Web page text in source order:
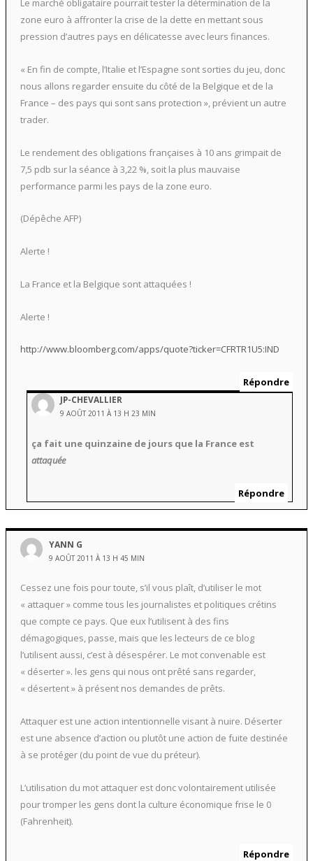
Le marché obligataire pourrait tester la détermination de la
zone euro à affronter la crise de la dette en mettant sous
pression d’autres pays en délicatesse avec leurs finances.
« En fin de compte, l’Italie et l’Espagne sont sorties du jeu, donc
nous allons regarder ensuite du côté de la Belgique et de la
France – des pays qui sont sans protection », prévient un autre
trader.
Le rendement des obligations françaises à 10 ans grimpait de
7,5 pdb sur la séance à 3,22 %, soit la plus mauvaise
performance parmi les pays de la zone euro.
(Dépêche AFP)
Alerte !
La France et la Belgique sont attaquées !
Alerte !
http://www.bloomberg.com/apps/quote?ticker=CFRTR1U5:IND
Répondre
JP-CHEVALLIER
9 AOÛT 2011 À 13 H 23 MIN
ça fait une quinzaine de jours que la France est
attaquée
Répondre
YANN G
9 AOÛT 2011 À 13 H 45 MIN
Cessez une fois pour toute, s’il vous plaît, d’utiliser le mot
« attaquer » comme tous les journalistes et politiques crétins
que compte ce pays. Que eux l’utilisent à des fins
démagogiques, passe, mais que les lecteurs de ce blog
l’utilisent aussi, c’est à désespérer. Le mot convenable est
« déserter ». les gens qui nous ont prêté sans regarder,
« désertent » à présent nos demandes de prêts.
Attaquer est une action intentionnelle visant à nuire. Déserter
est une absence d’action ou plutôt une action de fuite destinée
à se protéger (du point de vue du préteur).
L’utilisation du mot attaquer est donc volontairement utilisée
pour tromper les gens dont la culture économique frise le 0
(Fahrenheit).
Répondre